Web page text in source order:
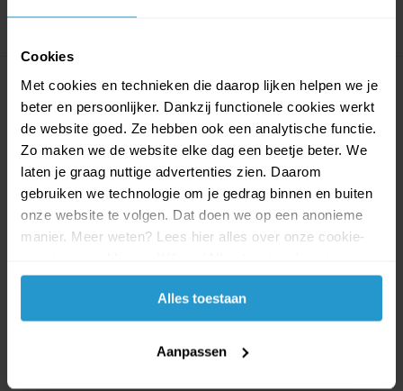
Cookies
Met cookies en technieken die daarop lijken helpen we je
beter en persoonlijker. Dankzij functionele cookies werkt
de website goed. Ze hebben ook een analytische functie.
Zo maken we de website elke dag een beetje beter. We
laten je graag nuttige advertenties zien. Daarom
gebruiken we technologie om je gedrag binnen en buiten
onze website te volgen. Dat doen we op een anonieme
manier. Meer weten? Lees hier alles over onze cookie-
accepteren.
Alles toestaan
Aanpassen
Ty Flippables Dangler The
Owl +/- 23cm
Ty Flippables Dangler The Owl
Ty Beanies Sock Monkey
Aap Paars 15 cm
Ty Beanies Sock Monkey Aap
€4,99 €4,49